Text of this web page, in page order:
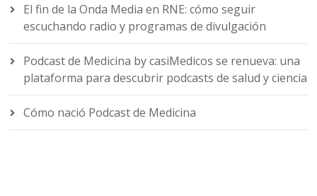
El fin de la Onda Media en RNE: cómo seguir
escuchando radio y programas de divulgación
Podcast de Medicina by casiMedicos se renueva: una
plataforma para descubrir podcasts de salud y ciencia
Cómo nació Podcast de Medicina